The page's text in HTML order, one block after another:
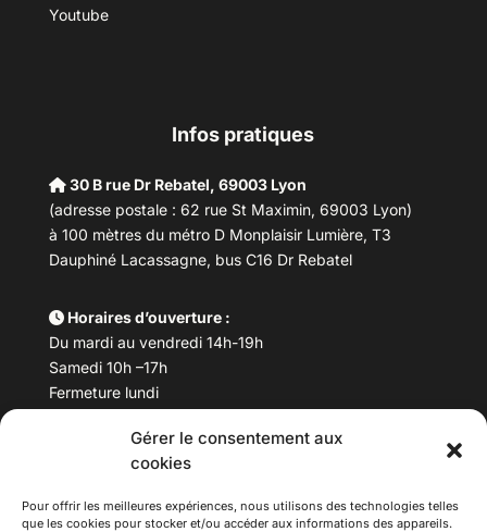
Gérer le consentement aux
cookies
Pour offrir les meilleures expériences, nous utilisons des technologies telles
que les cookies pour stocker et/ou accéder aux informations des appareils.
Youtube
Infos pratiques
30 B rue Dr Rebatel, 69003 Lyon
(adresse postale : 62 rue St Maximin, 69003 Lyon)
à 100 mètres du métro D Monplaisir Lumière, T3
Dauphiné Lacassagne, bus C16 Dr Rebatel
Horaires d’ouverture :
Du mardi au vendredi 14h-19h
Samedi 10h –17h
Fermeture lundi
Téléphone : 04 78 53 06 40
maisondesculturesasiatiques@asiexpo.com